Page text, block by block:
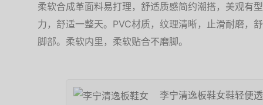
柔软合成革面料易打理，舒适质感简约潮搭，美观有
力，舒适一整天。PVC材质，纹理清晰，止滑耐磨，
脚部。柔软内里，柔软贴合不磨脚。
李宁清逸板鞋女鞋轻便